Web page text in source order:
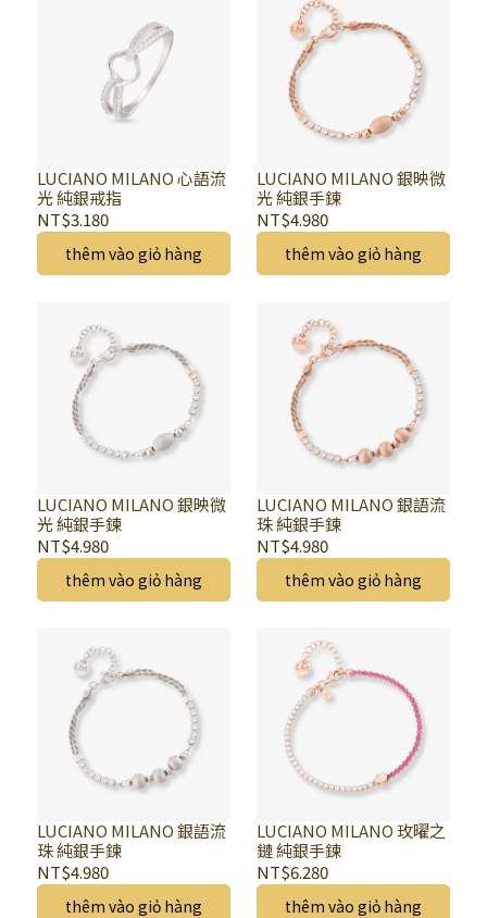
LUCIANO MILANO 心語流
光 純銀戒指
NT$3.180
thêm vào giỏ hàng
LUCIANO MILANO 銀映微
光 純銀手鍊
NT$4.980
thêm vào giỏ hàng
LUCIANO MILANO 銀映微
光 純銀手鍊
NT$4.980
thêm vào giỏ hàng
LUCIANO MILANO 銀語流
珠 純銀手鍊
NT$4.980
thêm vào giỏ hàng
LUCIANO MILANO 銀語流
珠 純銀手鍊
NT$4.980
thêm vào giỏ hàng
LUCIANO MILANO 玫曜之
鏈 純銀手鍊
NT$6.280
thêm vào giỏ hàng